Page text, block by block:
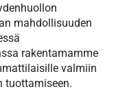
mahdollisuuden
rakentamamme
valmiin
tuottamiseen.